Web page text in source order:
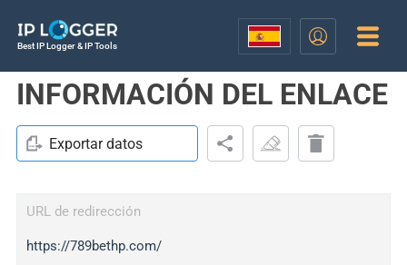
Best IP Logger & IP Tools
INFORMACIÓN DEL ENLACE
Exportar datos
URL de redirección
https://789bethp.com/